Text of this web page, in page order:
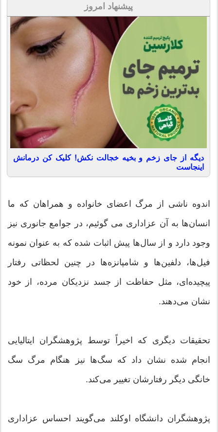
پیشنهاد امروز
دیگه از جای زخم و بخیه خجالت نکش! کلیک کن درمانش
اینجاست
اندوه ناشی از مرگ اعضای خانواده و همراهان که ما
انسان‌ها به آن عزاداری می گوئیم، در جوامع جانوری نیز
وجود دارد و از سال‌ها پیش اثبات شده که به عنوان نمونه
فیل‌ها، دلفین‌ها و شامپانزه‌ها در چنین لحظاتی رفتار
پیچیده‌ای، مثل حفاظت از جسد نزدیکان مرده، از خود
نشان می‌دهند.
تحقیقات دیگری که اخیراً توسط پژوهشگران ایتالیایی
انجام شده نشان داد که سگ‌ها نیز هنگام مرگ سگ
خانگی دیگر رفتارشان تغییر می‌کند.
پژوهشگران دانشگاه اوکلند می‌گویند احساس عزاداری